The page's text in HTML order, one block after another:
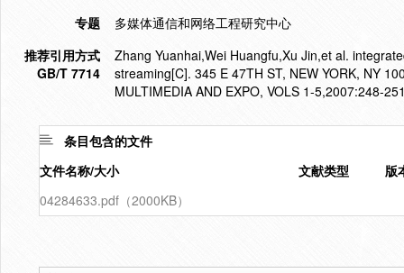
专题
多媒体通信和网络工程研究中心
推荐引用方式
GB/T 7714
Zhang Yuanhai,Wei Huangfu,Xu Jin,et al.
streaming[C]. 345 E 47TH ST, NEW YORK, NY
MULTIMEDIA AND EXPO, VOLS 1-5,2007:248-
条目包含的文件
文件名称/大小
文献类型
版
04284633.pdf（2000KB）